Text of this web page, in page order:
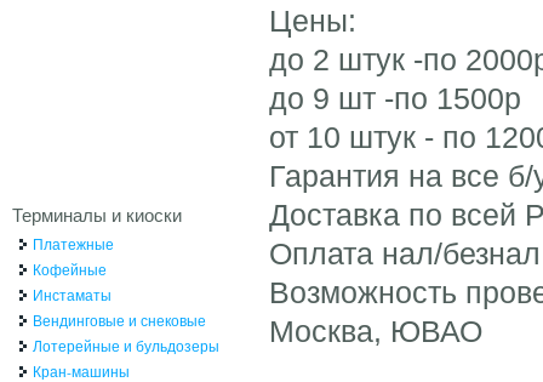
Цены:
до 2 штук -по
до 9 шт -по 1500р
от 10 штук - по
Гарантия на все б/
Доставка по всей
Оплата нал/безнал
Возможность
Москва, ЮВАО
Терминалы и киоски
Платежные
Кофейные
Инстаматы
Вендинговые и снековые
Лотерейные и бульдозеры
Кран-машины